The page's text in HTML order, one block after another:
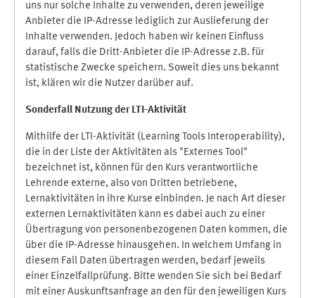
uns nur solche Inhalte zu verwenden, deren jeweilige
Anbieter die IP-Adresse lediglich zur Auslieferung der
Inhalte verwenden. Jedoch haben wir keinen Einfluss
darauf, falls die Dritt-Anbieter die IP-Adresse z.B. für
statistische Zwecke speichern. Soweit dies uns bekannt
ist, klären wir die Nutzer darüber auf.
Sonderfall Nutzung der LTI-Aktivität
Mithilfe der LTI-Aktivität (Learning Tools Interoperability),
die in der Liste der Aktivitäten als "Externes Tool"
bezeichnet ist, können für den Kurs verantwortliche
Lehrende externe, also von Dritten betriebene,
Lernaktivitäten in ihre Kurse einbinden. Je nach Art dieser
externen Lernaktivitäten kann es dabei auch zu einer
Übertragung von personenbezogenen Daten kommen, die
über die IP-Adresse hinausgehen. In welchem Umfang in
diesem Fall Daten übertragen werden, bedarf jeweils
einer Einzelfallprüfung. Bitte wenden Sie sich bei Bedarf
mit einer Auskunftsanfrage an den für den jeweiligen Kurs